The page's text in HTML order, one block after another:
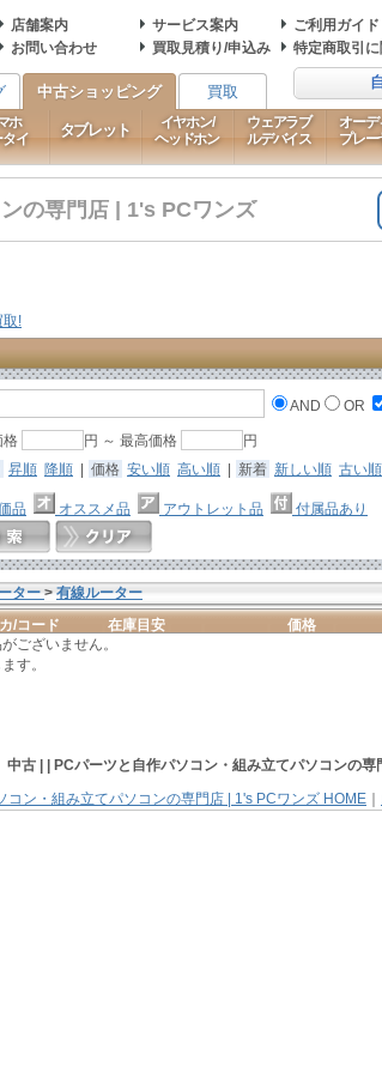
店舗案内 サービス案内 ご利用ガイド
お問い合わせ 買取見積り/申込み 特定商取引
中古ショッピング 買取
ホ
イ
タブレット
イヤホン/
ヘッドホン
ウェアラブ
ルデバイス
オーデ
プレー
の専門店 | 1's PCワンズ
AND OR
格 円 ～ 最高価格
円
昇順 降順 | 価格 安い順 高い順 | 新着 新しい順 古い順
品 オススメ品 アウトレット品 付属品あり
ター > 有線ルーター
/コード 在庫目安 価格
ございません。
す。
中古 | | PCパーツと自作パソコン・組み立てパソコンの専
コン・組み立てパソコンの専門店 | 1's PCワンズ HOME